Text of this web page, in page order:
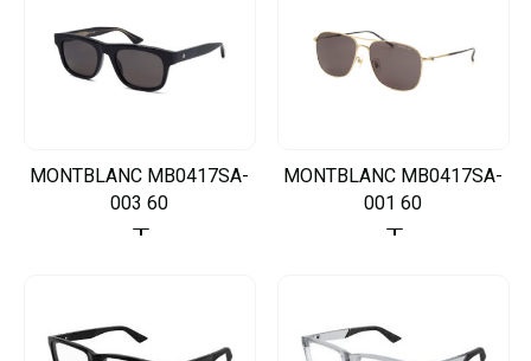
MONTBLANC MB0417SA-
003 60
MONTBLANC MB0417SA-
001 60